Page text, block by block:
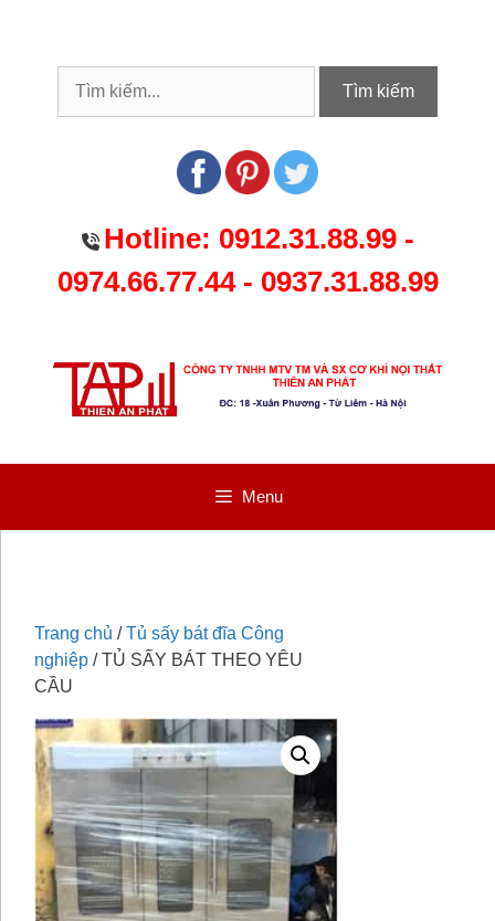
Tìm kiếm
Hotline: 0912.31.88.99-
0974.66.77.44- 0937.31.88.99
Menu
Trang chủ /Tủ sấy bát đĩa Công
nghiệp / TỦ SẤY BÁT THEO YÊU
CẦU